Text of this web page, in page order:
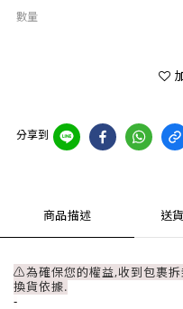
數量
分享到
商品描述 送
⚠為確保您的權益,收到包裹
換貨依據.
-